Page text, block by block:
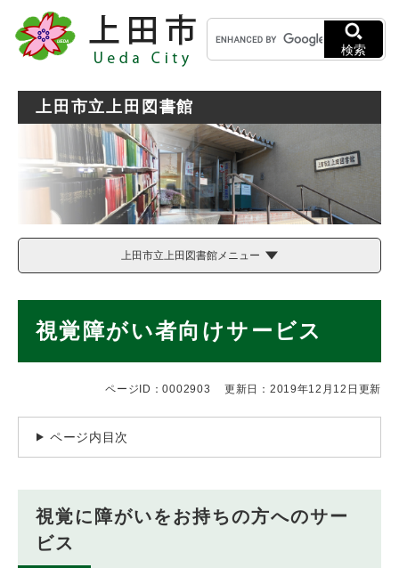
メニューを飛ばして本文へ
キ
ー
ワ
索
検索
上田市立上田図書館
上田市立上田図書館メニュー
視覚障がい者向けサービス
ページID：0002903 更新日：2019年12月12日更新
ページ内目次
視覚に障がいをお持ちの方へのサー
ビス